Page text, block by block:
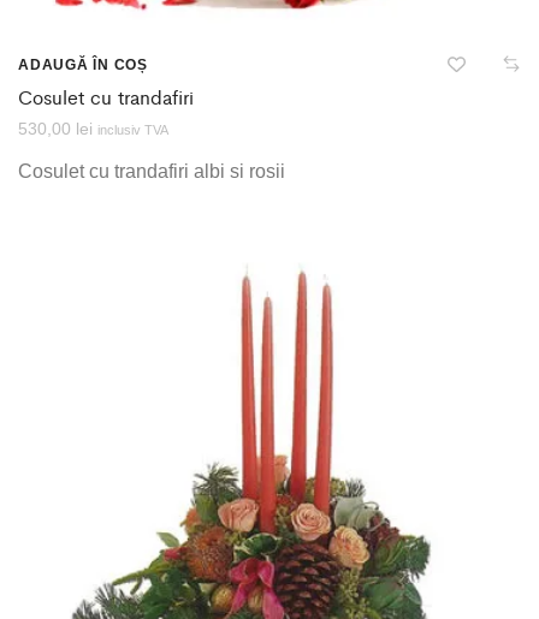
ADAUGĂ ÎN COȘ
Cosulet cu trandafiri
530,00 lei inclusiv TVA
Cosulet cu trandafiri albi si rosii